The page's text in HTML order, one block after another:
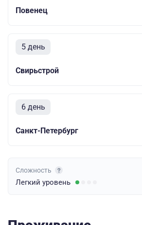
Повенец
5 день
Свирьстрой
6 день
Санкт-Петербург
Сложность
Легкий уровень